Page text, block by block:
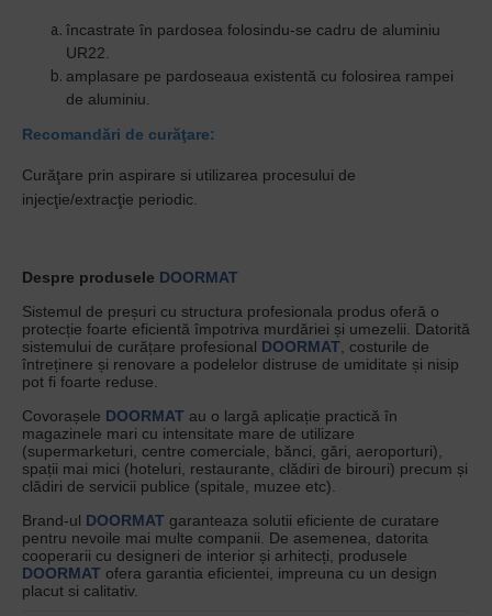
încastrate în pardosea folosindu-se cadru de aluminiu
UR22.
amplasare pe pardoseaua existentă cu folosirea rampei
de aluminiu.
Recomandări de curăţare:
Curăţare prin aspirare si utilizarea procesului de
injecţie/extracţie periodic.
Despre produsele DOORMAT
Sistemul de preșuri cu structura profesionala produs oferă o
protecție foarte eficientă împotriva murdăriei și umezelii. Datorită
sistemului de curățare profesional DOORMAT , costurile de
întreținere și renovare a podelelor distruse de umiditate și nisip
pot fi foarte reduse.
Covorașele DOORMAT au o largă aplicație practică în
magazinele mari cu intensitate mare de utilizare
(supermarketuri, centre comerciale, bănci, gări, aeroporturi),
spații mai mici (hoteluri, restaurante, clădiri de birouri) precum și
clădiri de servicii publice (spitale, muzee etc).
Brand-ul DOORMAT garanteaza solutii eficiente de curatare
pentru nevoile mai multe companii. De asemenea, datorita
cooperarii cu designeri de interior și arhitecți, produsele
DOORMAT ofera garantia eficientei, impreuna cu un design
placut si calitativ.